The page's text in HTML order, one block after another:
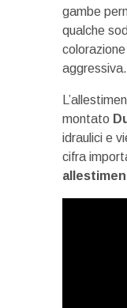
gambe
qualche
colorazione
aggressiva.
montato
idraulici e
cifra